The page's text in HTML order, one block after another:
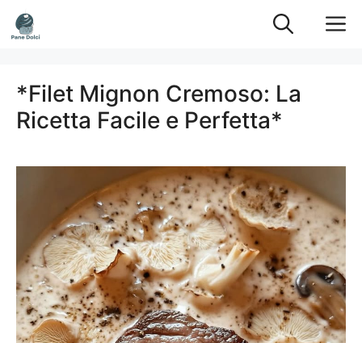
Vai
al
*Filet Mignon Cremoso: La
Ricetta Facile e Perfetta*